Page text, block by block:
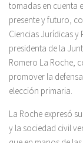
tomadas en cuenta
presente y futuro,
Ciencias Jurídicas y
presidenta de la
Romero La Roche,
promover la
elección primaria.
La Roche expresó
y la sociedad civil